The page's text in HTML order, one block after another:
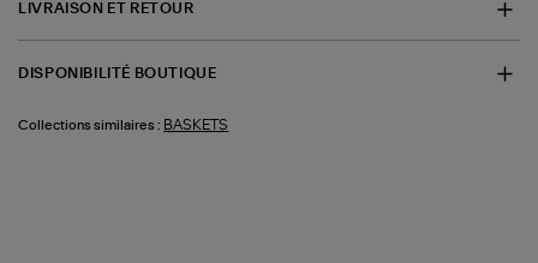
LIVRAISON ET RETOUR
DISPONIBILITÉ BOUTIQUE
Collections similaires : BASKETS